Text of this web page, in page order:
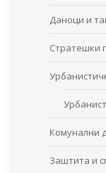
Даноци и
Стратешки
Комунални
Заштита и